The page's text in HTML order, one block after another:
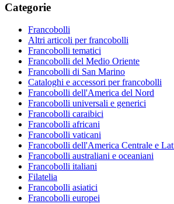
Categorie
Francobolli
Altri articoli per francobolli
Francobolli tematici
Francobolli del Medio Oriente
Francobolli di San Marino
Cataloghi e accessori per francobolli
Francobolli dell'America del Nord
Francobolli universali e generici
Francobolli caraibici
Francobolli africani
Francobolli vaticani
Francobolli dell'America Centrale e
Francobolli australiani e oceaniani
Francobolli italiani
Filatelia
Francobolli asiatici
Francobolli europei